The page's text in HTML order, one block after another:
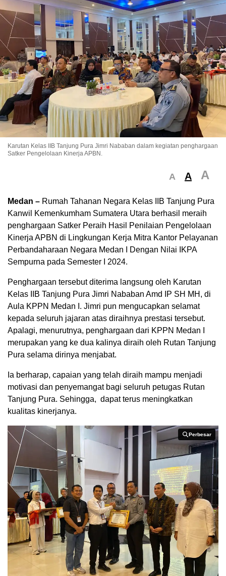
Karutan Kelas IIB Tanjung Pura Jimri Nababan dalam kegiatan penghargaan
Satker Pengelolaan Kinerja APBN.
A A A
Medan – Rumah Tahanan Negara Kelas IIB Tanjung Pura
Kanwil Kemenkumham Sumatera Utara berhasil meraih
penghargaan Satker Peraih Hasil Penilaian Pengelolaan
Kinerja APBN di Lingkungan Kerja Mitra Kantor Pelayanan
Perbandaharaan Negara Medan I Dengan Nilai IKPA
Sempurna pada Semester I 2024.
Penghargaan tersebut diterima langsung oleh Karutan
Kelas IIB Tanjung Pura Jimri Nababan Amd IP SH MH, di
Aula KPPN Medan I. Jimri pun mengucapkan selamat
kepada seluruh jajaran atas diraihnya prestasi tersebut.
Apalagi, menurutnya, penghargaan dari KPPN Medan I
merupakan yang ke dua kalinya diraih oleh Rutan Tanjung
Pura selama dirinya menjabat.
Ia berharap, capaian yang telah diraih mampu menjadi
motivasi dan penyemangat bagi seluruh petugas Rutan
Tanjung Pura. Sehingga, dapat terus meningkatkan
kualitas kinerjanya.
Perbesar
Perbesar